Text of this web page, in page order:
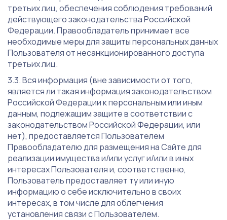
третьих лиц, обеспечения соблюдения требований
действующего законодательства Российской
Федерации. Правообладатель принимает все
необходимые меры для защиты персональных данных
Пользователя от несанкционированного доступа
третьих лиц.
Вся информация (вне зависимости от того,
является ли такая информация законодательством
Российской Федерации к персональным или иным
данным, подлежащим защите в соответствии с
законодательством Российской Федерации, или
нет), предоставляется Пользователем
Правообладателю для размещения на Сайте для
реализации имущества и/или услуг и/или в иных
интересах Пользователя и, соответственно,
Пользователь предоставляет ту или иную
информацию о себе исключительно в своих
интересах, в том числе для облегчения
установления связи с Пользователем.